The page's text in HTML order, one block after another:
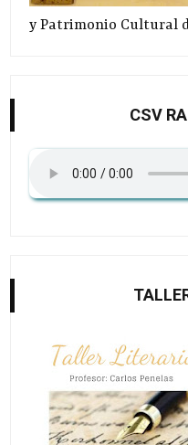
y Patrimonio Cultural
CSV